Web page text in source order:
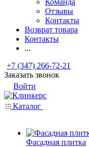
Команда
Отзывы
Контакты
Возврат товара
Контакты
...
+7 (347) 266-72-21
Заказать звонок
Войти
Каталог
Фасадная плитка